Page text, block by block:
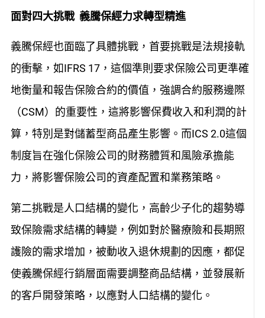
面對四大挑戰 義騰保經力求轉型精進
義騰保經也面臨了具體挑戰，首要挑戰是法規接軌
的衝擊，如IFRS 17，這個準則要求保險公司更準確
地衡量和報告保險合約的價值，強調合約服務邊際
（CSM）的重要性，這將影響保費收入和利潤的計
算，特別是對儲蓄型商品產生影響。而ICS 2.0這個
制度旨在強化保險公司的財務體質和風險承擔能
力，將影響保險公司的資產配置和業務策略。
第二挑戰是人口結構的變化，高齡少子化的趨勢導
致保險需求結構的轉變，例如對於醫療險和長期照
護險的需求增加，被動收入退休規劃的因應，都促
使義騰保經行銷層面需要調整商品結構，並發展新
的客戶開發策略，以應對人口結構的變化。